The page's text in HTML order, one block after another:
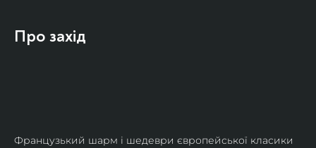
Про захід
Французький шарм і шедеври європейської класики